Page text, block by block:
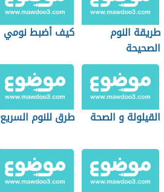
طريقة النوم
الصحيحة
كيف أضبط نومي
القيلولة و الصحة طرق للنوم السريع